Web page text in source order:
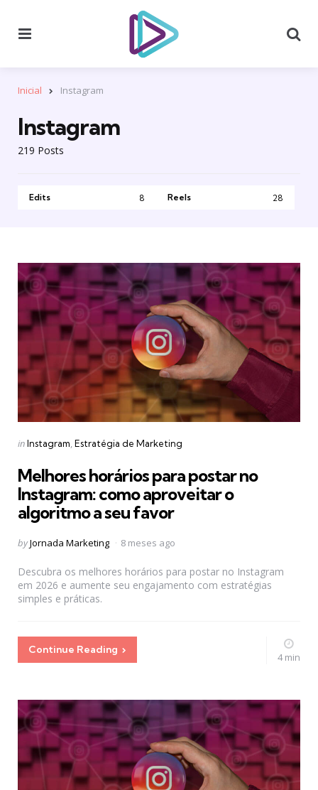
Inicial Instagram
219 Posts
Instagram
Edits 8 Reels 28
Categories
Posted
inInstagram Estratégia de Marketing
Melhores horários para postar no
Instagram: como aproveitar o
algoritmo a seu favor
Posted
byJornada Marketing 8 meses ago
Descubra os melhores horários para postar no Instagram
em 2026 e aumente seu engajamento com estratégias
simples e práticas.
Continue Reading
4 min